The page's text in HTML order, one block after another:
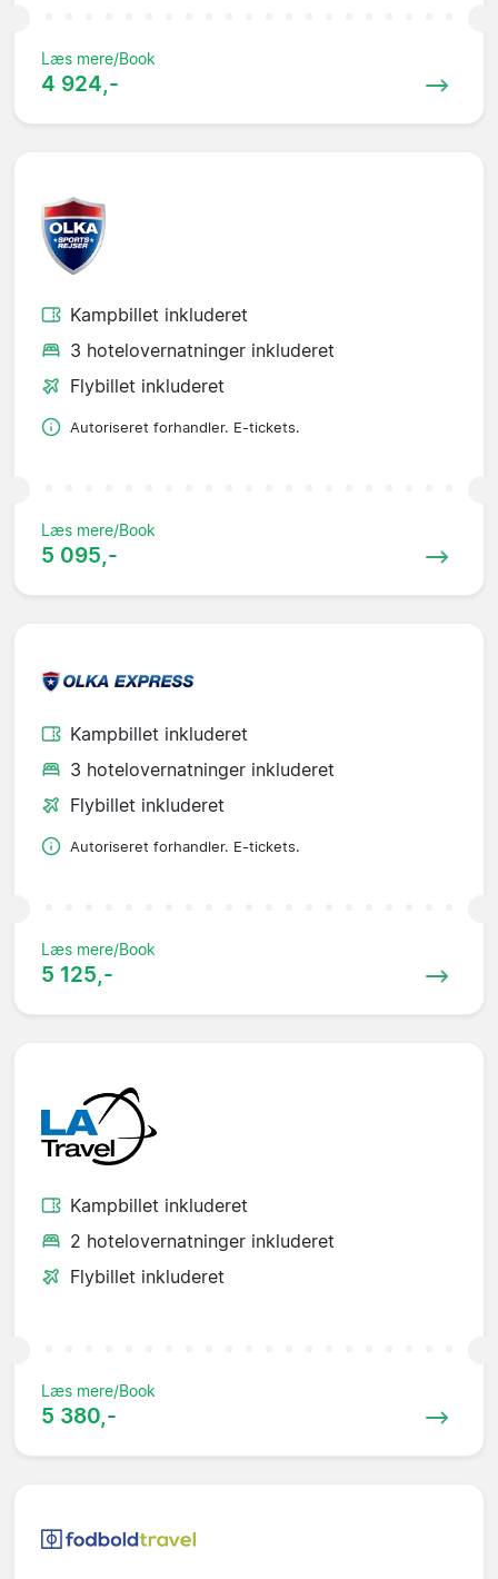
Læs mere/Book
4 924,-
Kampbillet inkluderet
3 hotelovernatninger inkluderet
Flybillet inkluderet
Autoriseret forhandler. E-tickets.
Læs mere/Book
5 095,-
Kampbillet inkluderet
3 hotelovernatninger inkluderet
Flybillet inkluderet
Autoriseret forhandler. E-tickets.
Læs mere/Book
5 125,-
Kampbillet inkluderet
2 hotelovernatninger inkluderet
Flybillet inkluderet
Læs mere/Book
5 380,-